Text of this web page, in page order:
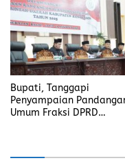
Bupati, Tanggapi
Penyampaian
Umum Fraksi DPRD